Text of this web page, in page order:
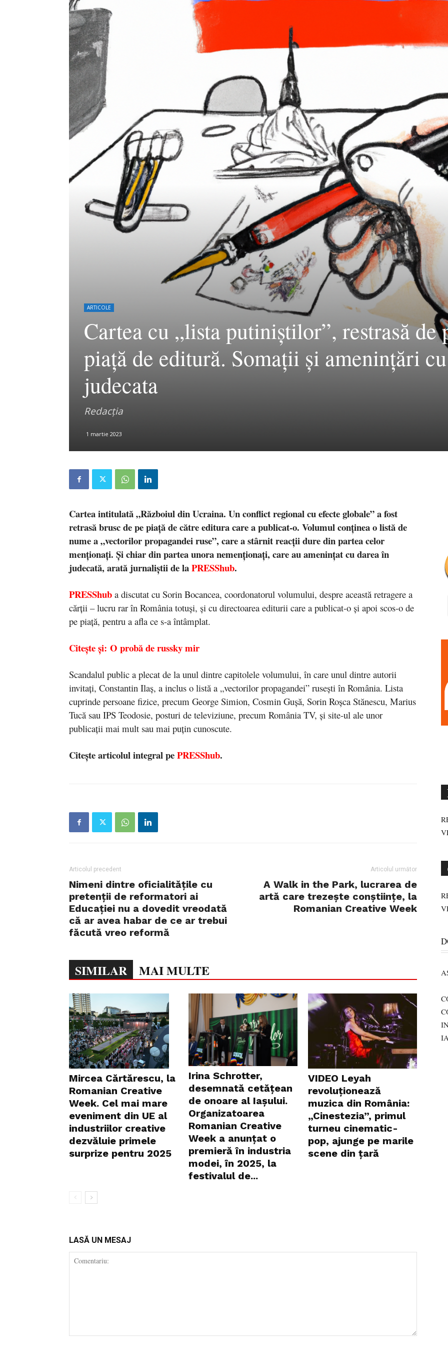
ARTICOLE
Cartea cu „lista putiniștilor”, restrasă de
piață de editură. Somații și amenințări cu
judecata
Redacția
1 martie 2023
Cartea intitulată „Războiul din Ucraina. Un conflict regional cu efecte globale” a fost
retrasă brusc de pe piață de către editura care a publicat-o. Volumul conținea o listă de
nume a „vectorilor propagandei ruse”, care a stârnit reacții dure din partea celor
menționați. Și chiar din partea unora nemenționați, care au amenințat cu darea în
judecată, arată jurnaliștii de laPRESShub.
PRESShub a discutat cu Sorin Bocancea, coordonatorul volumului, despre această retragere a
cărții – lucru rar în România totuși, și cu directoarea editurii care a publicat-o și apoi scos-o de
pe piață, pentru a afla ce s-a întâmplat.
Citește și: O probă de russky mir
Scandalul public a plecat de la unul dintre capitolele volumului, în care unul dintre autorii
invitați, Constantin Ilaș, a inclus o listă a „vectorilor propagandei” rusești în România. Lista
cuprinde persoane fizice, precum George Simion, Cosmin Gușă, Sorin Roșca Stănescu, Marius
Tucă sau IPS Teodosie, posturi de televiziune, precum România TV, și site-ul ale unor
publicații mai mult sau mai puțin cunoscute.
Citește articolul integral pePRESShub.
Articolul precedent
Nimeni dintre oficialitățile cu
pretenții de reformatori ai
Educației nu a dovedit vreodată
că ar avea habar de ce ar trebui
făcută vreo reformă
Articolul următor
A Walk in the Park, lucrarea de
artă care trezește conștiințe, la
Romanian Creative Week
SIMILAR MAI MULTE
Mircea Cărtărescu, la
Romanian Creative
Week. Cel mai mare
eveniment din UE al
industriilor creative
dezvăluie primele
surprize pentru 2025
Irina Schrotter,
desemnată cetățean
de onoare al Iașului.
Organizatoarea
Romanian Creative
Week a anunțat o
premieră în industria
modei, în 2025, la
festivalul de...
VIDEO Leyah
revoluționează
muzica din România:
„Cinestezia”, primul
turneu cinematic-
pop, ajunge pe marile
scene din țară
LASĂ UN MESAJ